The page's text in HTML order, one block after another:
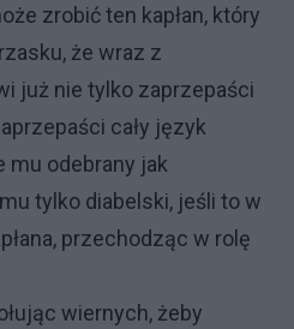
zrobić ten kapłan, który
że wraz z
już nie tylko zaprzepaści
cały język
mu odebrany jak
tylko diabelski, jeśli to w
przechodząc w rolę
wiernych, żeby